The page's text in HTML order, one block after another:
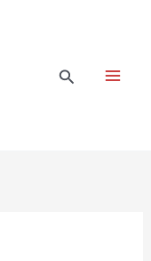
Buscar